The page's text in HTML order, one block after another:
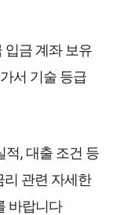
입금 계좌 보유
서 기술 등급
적, 대출 조건 등
리 관련 자세한
바랍니다